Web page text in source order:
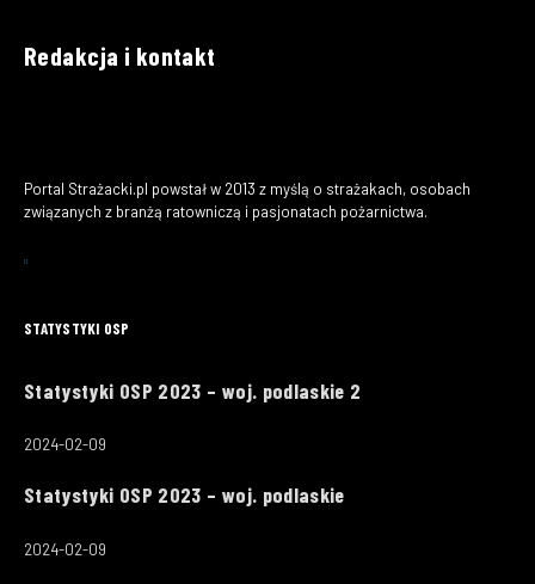
Redakcja i kontakt
Portal Strażacki.pl powstał w 2013 z myślą o strażakach, osobach
związanych z branżą ratowniczą i pasjonatach pożarnictwa.
STATYSTYKI OSP
Statystyki OSP 2023 – woj. podlaskie 2
2024-02-09
Statystyki OSP 2023 – woj. podlaskie
2024-02-09